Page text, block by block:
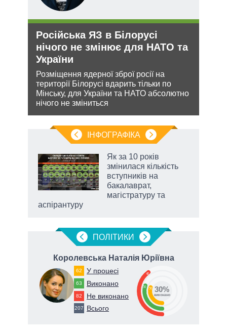
Російська ЯЗ в Білорусі
нічого не змінює для НАТО та
України
Розміщення ядерної зброї росії на
території Білорусі вдарить тільки по
Мінську, для України та НАТО абсолютно
нічого не зміниться
ІНФОГРАФІКА
Як за 10 років
змінилася кількість
вступників на
бакалаврат,
магістратуру та
аспірантуру
ПОЛIТИКИ
Королевська Наталія Юріївна
62 У процесі
63 Виконано
82 Не виконано
207 Всього
40
30 30 30%
виконано